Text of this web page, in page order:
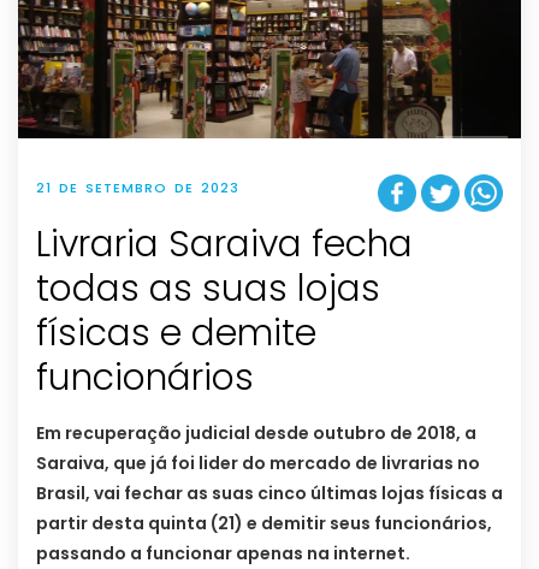
21 DE SETEMBRO DE 2023
Livraria Saraiva fecha
todas as suas lojas
físicas e demite
funcionários
Em recuperação judicial desde outubro de 2018, a
Saraiva, que já foi lider do mercado de livrarias no
Brasil, vai fechar as suas cinco últimas lojas físicas a
partir desta quinta (21) e demitir seus funcionários,
passando a funcionar apenas na internet.